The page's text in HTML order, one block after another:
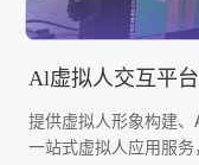
Al虚拟人交互平
提供虚拟人形象构建
一站式虚拟人应用服